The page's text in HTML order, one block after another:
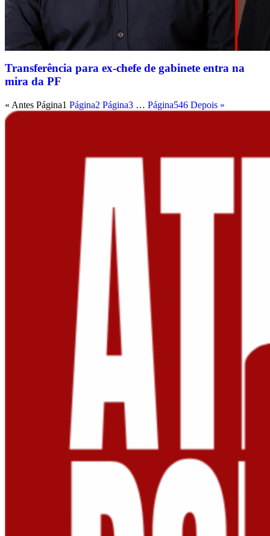
Transferência para ex-chefe de gabinete entra na
mira da PF
« Antes Página1 Página2 Página3 … Página546 Depois »